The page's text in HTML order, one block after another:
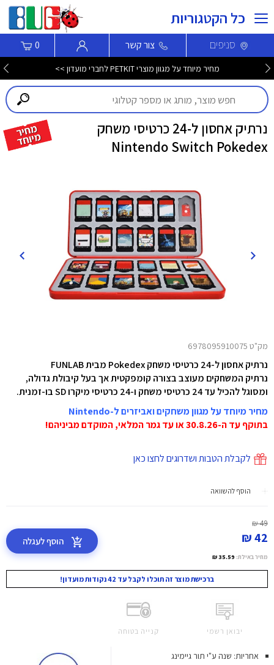
כל הקטגוריות
סניפים צור קשר 0
מחיר מיוחד על מגוון מוצרי PETKIT לחברי מועדון >>
נרתיק אחסון ל-24 כרטיסי משחק
Nintendo Switch Pokedex
מק"ט 6978095910075
נרתיק אחסון ל-24 כרטיסי משחק Pokedex מבית FUNLAB
נרתיק המשחקים מעוצב בצורה קומפקטית אך בעל קיבולת גדולה,
ומסוגל להכיל עד 24 כרטיסי משחק ו-24 כרטיסי מיקרו SD בו-זמנית.
מחיר מיוחד על מגוון משחקים ואביזרים ל-Nintendo
בתוקף עד ה-30.8.26 או עד גמר המלאי, המוקדם מביניהם!
לקבלת הטבות ושדרוגים לחצו כאן
הוסף להשוואה
49 ₪
42 ₪
מחיר באילת: 35.59 ₪
הוסף לעגלה
ברכישת מוצר זה תוכלו לקבל עד 42 נקודות מועדון!
יבואן רשמי קנייה בטוחה
אחריות: שנה ע"י תור גיימינג